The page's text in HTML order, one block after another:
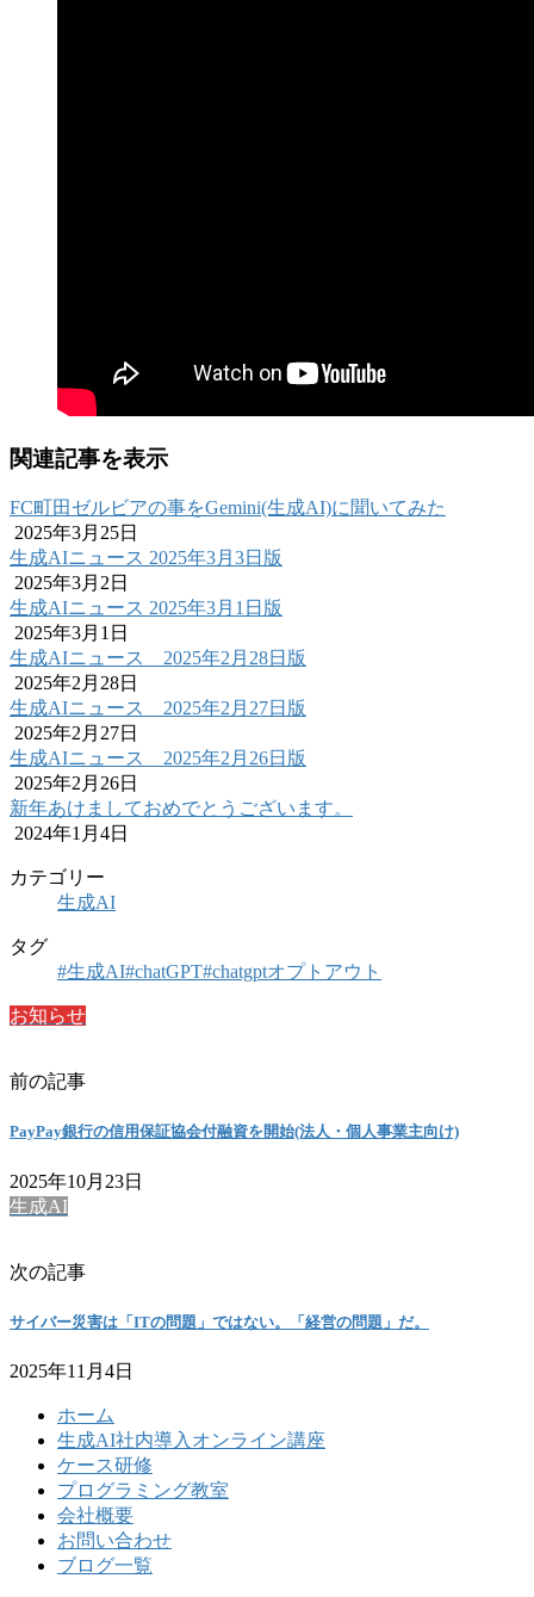
関連記事を表示
FC町田ゼルビアの事をGemini(生成AI)に聞いてみた
2025年3月25日
生成AIニュース 2025年3月3日版
2025年3月2日
生成AIニュース 2025年3月1日版
2025年3月1日
生成AIニュース 2025年2月28日版
2025年2月28日
生成AIニュース 2025年2月27日版
2025年2月27日
生成AIニュース 2025年2月26日版
2025年2月26日
新年あけましておめでとうございます。
2024年1月4日
カテゴリー
生成AI
タグ
#生成AI#chatGPT#chatgptオプトアウト
お知らせ
前の記事
PayPay銀行の信用保証協会付融資を開始(法人・個人事業主向け)
2025年10月23日
生成AI
次の記事
サイバー災害は「ITの問題」ではない。「経営の問題」だ。
2025年11月4日
ホーム
生成AI社内導入オンライン講座
ケース研修
プログラミング教室
会社概要
お問い合わせ
ブログ一覧